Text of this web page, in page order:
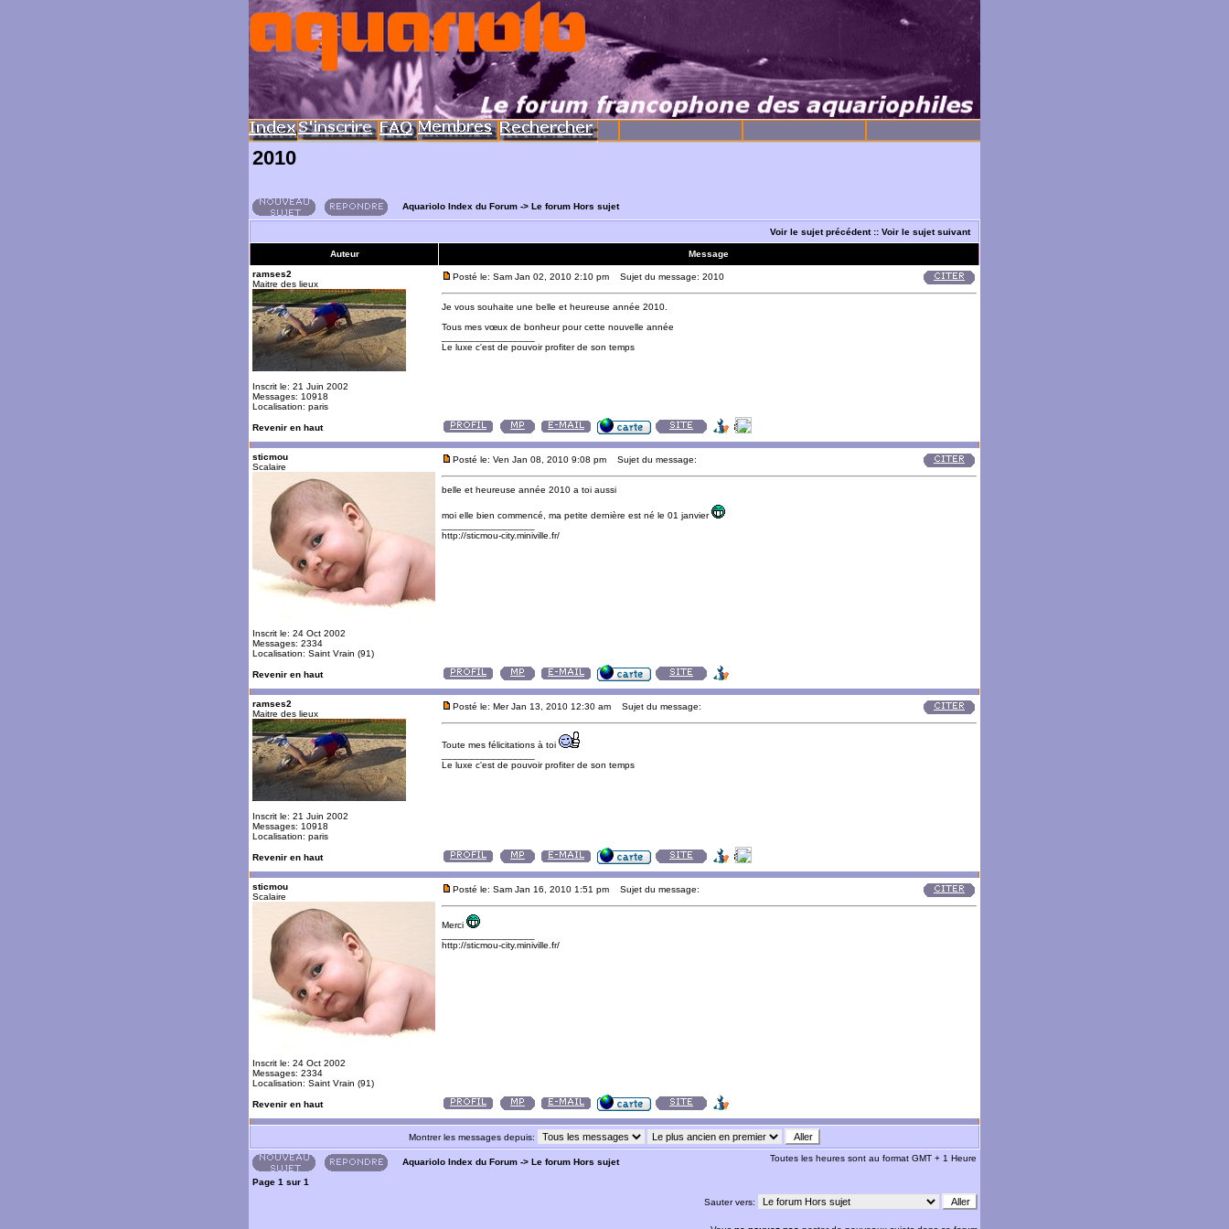
2010
Aquariolo Index du Forum -> Le forum Hors sujet
Voir le sujet précédent:: Voir le sujet suivant
Auteur
Message
ramses2
Maitre des lieux
Inscrit le: 21 Juin 2002
Messages: 10918
Localisation: paris
Posté le: Sam Jan 02, 2010 2:10 pm Sujet du message: 2010
Je vous souhaite une belle et heureuse année 2010.
Tous mes vœux de bonheur pour cette nouvelle année
Le luxe c'est de pouvoir profiter de son temps
Revenir en haut
sticmou
Scalaire
Inscrit le: 24 Oct 2002
Messages: 2334
Localisation: Saint Vrain (91)
Posté le: Ven Jan 08, 2010 9:08 pm Sujet du message:
belle et heureuse année 2010 a toi aussi
moi elle bien commencé, ma petite dernière est né le 01 janvier
http://sticmou-city.miniville.fr/
Revenir en haut
ramses2
Maitre des lieux
Inscrit le: 21 Juin 2002
Messages: 10918
Localisation: paris
Posté le: Mer Jan 13, 2010 12:30 am Sujet du message:
Toute mes félicitations à toi
Le luxe c'est de pouvoir profiter de son temps
Revenir en haut
sticmou
Scalaire
Inscrit le: 24 Oct 2002
Messages: 2334
Localisation: Saint Vrain (91)
Posté le: Sam Jan 16, 2010 1:51 pm Sujet du message:
Merci
http://sticmou-city.miniville.fr/
Revenir en haut
Montrer les messages depuis:
Aquariolo Index du Forum -> Le forum Hors sujet Toutes les heures sont au format GMT + 1 Heure
Page 1 sur 1
Sauter vers: